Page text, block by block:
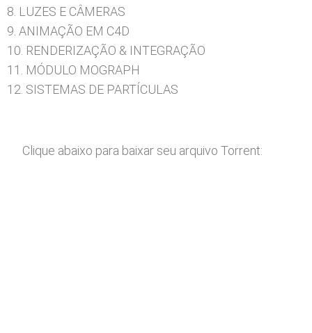
8. LUZES E CÂMERAS
9. ANIMAÇÃO EM C4D
10. RENDERIZAÇÃO & INTEGRAÇÃO
11. MÓDULO MOGRAPH
12. SISTEMAS DE PARTÍCULAS
Clique abaixo para baixar seu arquivo Torrent: